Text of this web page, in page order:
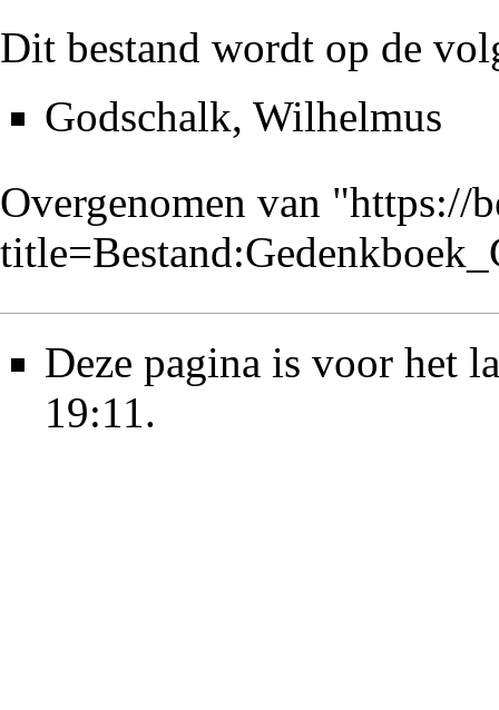
Dit bestand wordt op de
Godschalk, Wilhelmus
Overgenomen van "https://
Deze pagina is voor het
19:11.